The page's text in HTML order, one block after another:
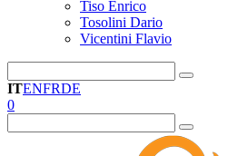
Tiso Enrico
Tosolini Dario
Vicentini Flavio
ITENFRDE
0